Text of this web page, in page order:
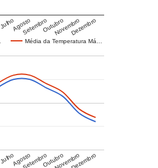
Média da Temperatura Má…
JulhoAgostoSetembroOutubroNovembroDezembro
JulhoAgostoSetembroOutubroNovembroDezembro